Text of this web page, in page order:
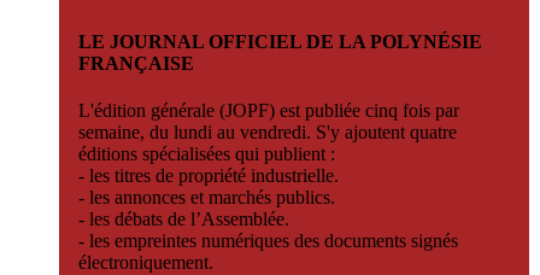
LE JOURNAL OFFICIEL DE LA POLYNÉSIE
FRANÇAISE
L'édition générale (JOPF) est publiée cinq fois par
semaine, du lundi au vendredi. S'y ajoutent quatre
éditions spécialisées qui publient :
- les titres de propriété industrielle.
- les annonces et marchés publics.
- les débats de l’Assemblée.
- les empreintes numériques des documents signés
électroniquement.